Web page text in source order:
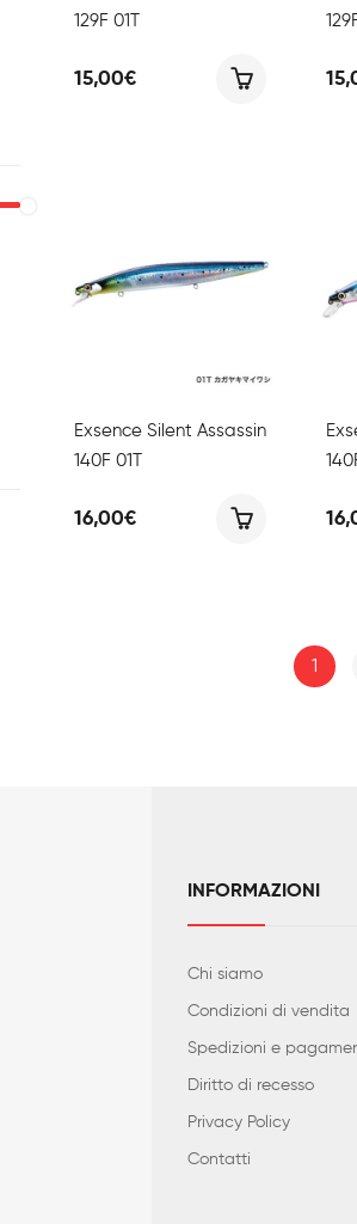
129F 01T
15,00€
Exsence Silent Assassin
140F 01T
16,00€
1
INFORMAZIONI
Chi siamo
Condizioni di vendita
Spedizioni e
Diritto di recesso
Privacy Policy
Contatti